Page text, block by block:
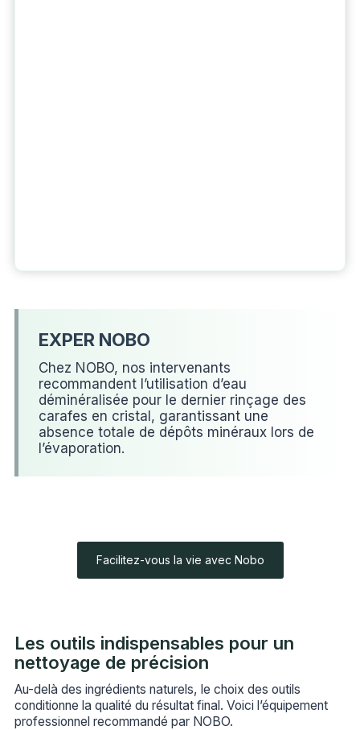
Chez NOBO, nos intervenants
recommandent l’utilisation d’eau
déminéralisée pour le dernier rinçage des
carafes en cristal, garantissant une
absence totale de dépôts minéraux lors de
l’évaporation.
Facilitez-vous la vie avec Nobo
Les outils indispensables pour un
nettoyage de précision
Au-delà des ingrédients naturels, le choix des outils
conditionne la qualité du résultat final. Voici l’équipement
professionnel recommandé par NOBO.